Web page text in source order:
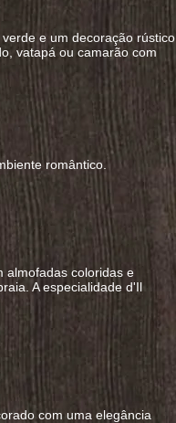
e um decoração rústico
vatapá ou camarão com
romântico.
almofadas coloridas e
A especialidade d'Il
com uma elegância